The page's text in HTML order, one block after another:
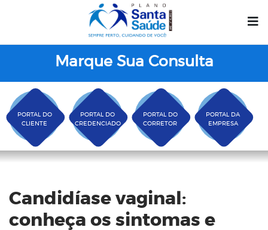
Marque Sua Consulta
PORTAL DO
CLIENTE
PORTAL DO
CREDENCIADO
PORTAL DO
CORRETOR
PORTAL DA
EMPRESA
Blog
Candidíase vaginal:
conheça os sintomas e